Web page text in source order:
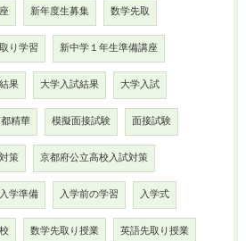
新年度生募集 数学先取
り学習 新中学１年生準備講座
果 大学入試結果 大学入試
精華 模擬面接試験 面接試験
策 京都府公立高校入試対策
学準備 入学前の学習 入学式
数学先取り授業 英語先取り授業